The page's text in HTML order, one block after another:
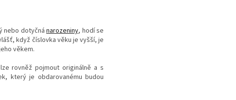
nebo dotyčná narozeniny, hodí se
když číslovka věku je vyšší, je
věkem.
rovněž pojmout originálně a s
který je obdarovanému budou